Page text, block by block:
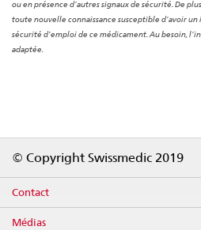
ou en présence d’autres signaux de sécurité. De
toute nouvelle connaissance susceptible d’avoir un
sécurité d’emploi de ce médicament. Au besoin,
adaptée.
© Copyright Swissmedic 2019
Contact
Médias